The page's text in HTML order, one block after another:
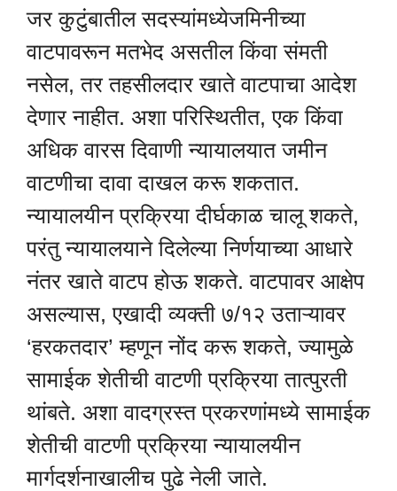
जर कुटुंबातील सदस्यांमध्येजमिनीच्या
वाटपावरून मतभेद असतील किंवा संमती
नसेल, तर तहसीलदार खाते वाटपाचा आदेश
देणार नाहीत. अशा परिस्थितीत, एक किंवा
अधिक वारस दिवाणी न्यायालयात जमीन
वाटणीचा दावा दाखल करू शकतात.
न्यायालयीन प्रक्रिया दीर्घकाळ चालू शकते,
परंतु न्यायालयाने दिलेल्या निर्णयाच्या आधारे
नंतर खाते वाटप होऊ शकते. वाटपावर आक्षेप
असल्यास, एखादी व्यक्ती ७/१२ उताऱ्यावर
‘हरकतदार’ म्हणून नोंद करू शकते, ज्यामुळे
सामाईक शेतीची वाटणी प्रक्रिया तात्पुरती
थांबते. अशा वादग्रस्त प्रकरणांमध्ये सामाईक
शेतीची वाटणी प्रक्रिया न्यायालयीन
मार्गदर्शनाखालीच पुढे नेली जाते.